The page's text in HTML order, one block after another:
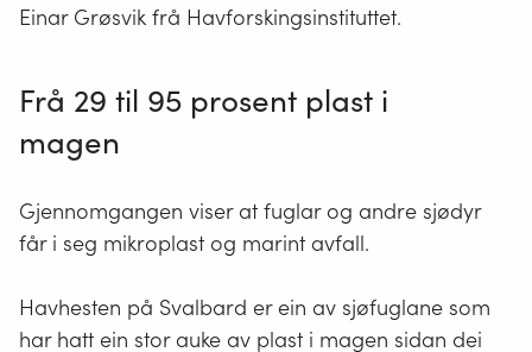
Einar Grøsvik frå Havforskingsinstituttet.
Frå 29 til 95 prosent plast i
magen
Gjennomgangen viser at fuglar og andre sjødyr
får i seg mikroplast og marint avfall.
Havhesten på Svalbard er ein av sjøfuglane som
har hatt ein stor auke av plast i magen sidan dei